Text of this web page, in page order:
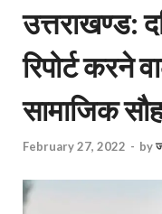
उत्तराखण्ड:
रिपोर्ट करने
सामाजिक
February 27, 2022 - by